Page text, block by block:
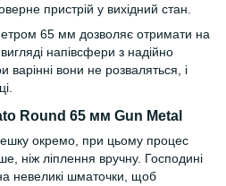
пристрій у вихідний стан.
65 мм дозволяє отримати на
напівсфери з надійно
вони не розваляться, і
Round 65 мм Gun Metal
окремо, при цьому процес
ніж ліплення вручну. Господині
невеликі шматочки, щоб